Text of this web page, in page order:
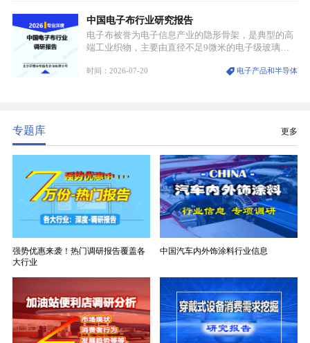
业。
中国电子布行业研究报告
电子布被誉为电子信息产业的隐形骨架，是典型的高
端工业织物，主要由直径不足9微米的电子级玻璃纤
生产制造过程中不可或缺的核心基材。电子布具备高
时间：2026-07-20 电子产品和半导体
专题库 更多
强势优惠来袭！热门调研报告覆盖各
大行业
中国汽车内外饰涂料行业信息